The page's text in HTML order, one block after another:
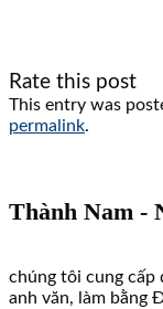
Rate this post
This entry was
permalink.
Thành Nam -
chúng tôi cung cấp
anh văn, làm bằng